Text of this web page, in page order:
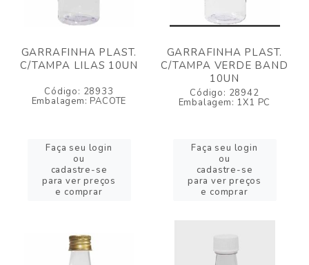
GARRAFINHA PLAST.
C/TAMPA LILAS 10UN
Código: 28933
Embalagem: PACOTE
Faça seu login
ou
cadastre-se
para ver preços
e comprar
GARRAFINHA PLAST.
C/TAMPA VERDE BAND
10UN
Código: 28942
Embalagem: 1X1 PC
Faça seu login
ou
cadastre-se
para ver preços
e comprar